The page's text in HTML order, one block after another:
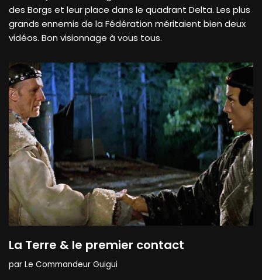
des Borgs et leur place dans le quadrant Delta. Les plus
grands ennemis de la Fédération méritaient bien deux
vidéos. Bon visionnage à vous tous.
La Terre & le premier contact
par Le Commandeur Guigui